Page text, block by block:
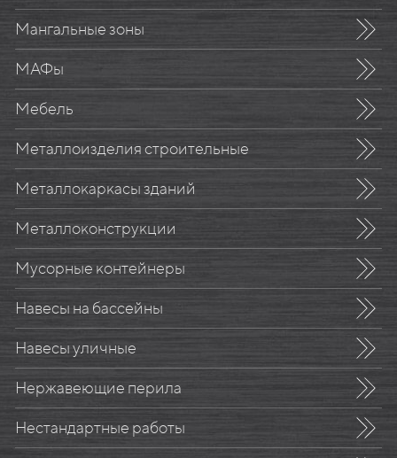
Мангальные зоны
МАФы
Мебель
Металлоизделия строительные
Металлокаркасы зданий
Металлоконструкции
Мусорные контейнеры
Навесы на бассейны
Навесы уличные
Нержавеющие перила
Нестандартные работы